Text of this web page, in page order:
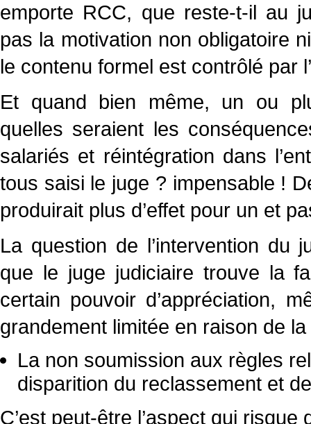
emporte RCC, que reste-t-il au
pas la motivation non obligatoire
le contenu formel est contrôlé par
Et quand bien même, un ou
quelles seraient les
salariés et réintégration dans
tous saisi le juge ? impensable !
produirait plus d’effet pour un et
La question de l’intervention du
que le juge judiciaire trouve la
certain pouvoir d’appréciation,
grandement limitée en raison de
La non soumission aux règles
disparition du reclassement et
C’est peut-être l’aspect qui